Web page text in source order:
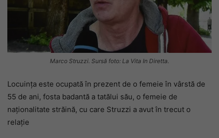
Marco Struzzi. Sursă foto: La Vita In Diretta.
Locuința este ocupată în prezent de o femeie în vârstă de
55 de ani, fosta badantă a tatălui său, o femeie de
naționalitate străină, cu care Struzzi a avut în trecut o
relație